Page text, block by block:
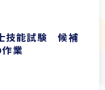
技能試験 候補
業